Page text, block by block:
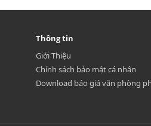
Thông tin
Giới Thiệu
Chính sách bảo mật cá nhân
Download báo giá văn phòng